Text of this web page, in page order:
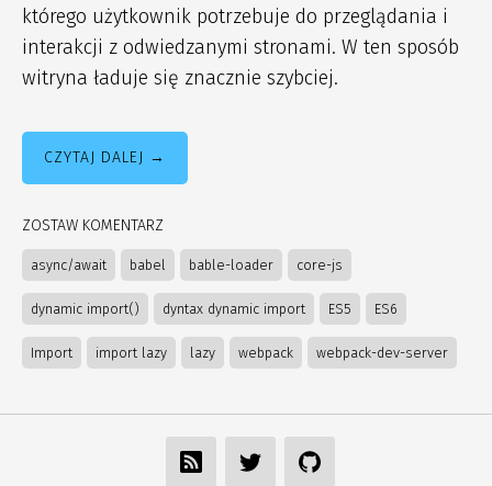
którego użytkownik potrzebuje do przeglądania i
interakcji z odwiedzanymi stronami. W ten sposób
witryna ładuje się znacznie szybciej.
CZYTAJ DALEJ
ZOSTAW KOMENTARZ
async/await babel bable-loader core-js
dynamic import() dyntax dynamic import ES5 ES6
Import import lazy lazy webpack webpack-dev-server